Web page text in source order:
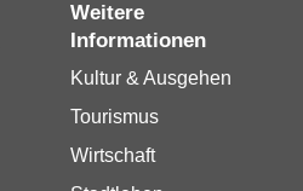
Weitere
Informationen
Kultur & Ausgehen
Tourismus
Wirtschaft